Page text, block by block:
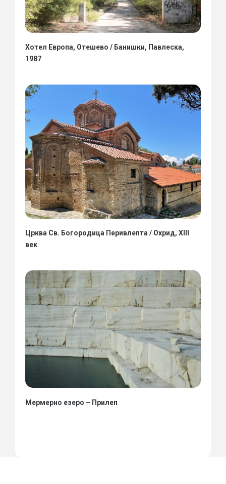
Хотел Европа, Отешево / Банишки, Павлеска,
1987
Црква Св. Богородица Перивлепта / Охрид, XIII
век
Мермерно езеро – Прилеп